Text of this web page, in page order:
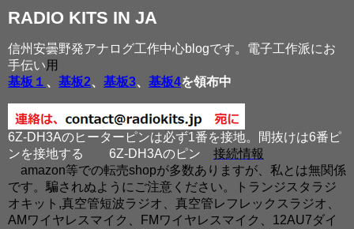
RADIO KITS IN JA
信州安曇野発アナログ工作中心blogです。電子工作派にお
手伝い用
基板１ 、 基板2、 基板3、 基板4を領布中
6Z-DH3Aのヒーターピンは必ず1番を接地。間抜けは6番ピ
ンを接地する
6Z-DH3Aのピン 接続情報
amazon等での転売shopが多数ありますが、私とは無関係
です。騙されぬようにご注意ください。トランジスタラジ
オキット,真空管短波ラジオ、真空管レフレックスラジオ、
AMワイヤレスマイク、FMワイヤレスマイク、12AU7ダイ